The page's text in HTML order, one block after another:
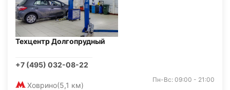
Техцентр Долгопрудный
+7 (495) 032-08-22
Ховрино(5,1 км)
Пн-Вс: 09:00 - 21:00